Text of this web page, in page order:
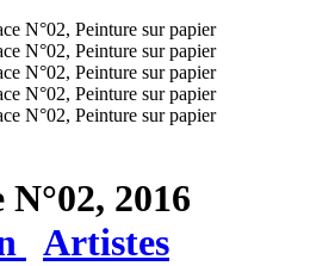
2016
Artistes